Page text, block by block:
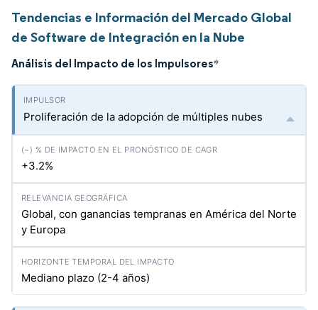
Tendencias e Información del Mercado Global
de Software de Integración en la Nube
Análisis del Impacto de los Impulsores*
Proliferación de la adopción de múltiples nubes
+3.2%
Global, con ganancias tempranas en América del Norte
y Europa
Mediano plazo (2-4 años)